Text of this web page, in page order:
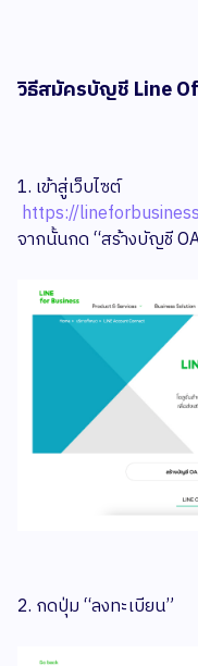
วิธีสมัครบัญชี Line
1. เข้าสู่เว็บไซต์
https://
จากนั้นกด “สร้างบัญชี
2. กดปุ่ม “ลงทะเบียน”